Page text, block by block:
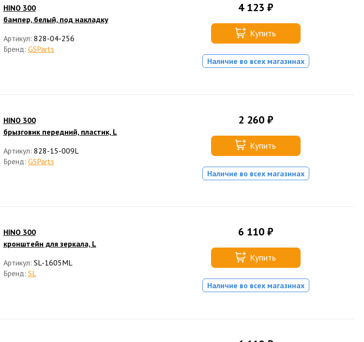
HINO 300
бампер, белый, под накладку
Артикул: 828-04-256
Бренд: GSParts
4 123 ₽
Купить
Наличие во всех магазинах
HINO 300
брызговик передний, пластик, L
Артикул: 828-15-009L
Бренд: GSParts
2 260 ₽
Купить
Наличие во всех магазинах
HINO 300
кронштейн для зеркала, L
Артикул: SL-1605ML
Бренд: SL
6 110 ₽
Купить
Наличие во всех магазинах